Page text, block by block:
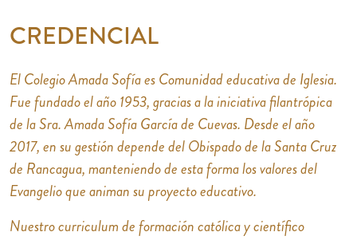
CREDENCIAL
El Colegio Amada Sofía es Comunidad educativa de Iglesia.
Fue fundado el año 1953, gracias a la iniciativa filantrópica
de la Sra. Amada Sofía García de Cuevas. Desde el año
2017, en su gestión depende del Obispado de la Santa Cruz
de Rancagua, manteniendo de esta forma los valores del
Evangelio que animan su proyecto educativo.
Nuestro curriculum de formación católica y científico